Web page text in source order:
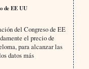
de EE UU
del Congreso de EE
el precio de
para alcanzar las
datos más